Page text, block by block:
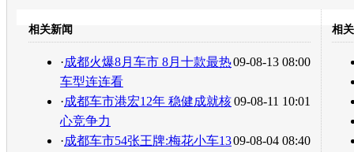
转发至：
相关新闻
09-08-13 08:00
·成都火爆8月车市 8月十款最热
车型连连看
09-08-11 10:01
·成都车市港宏12年 稳健成就核
心竞争力
09-08-04 08:40
·成都车市54张王牌:梅花小车13
相